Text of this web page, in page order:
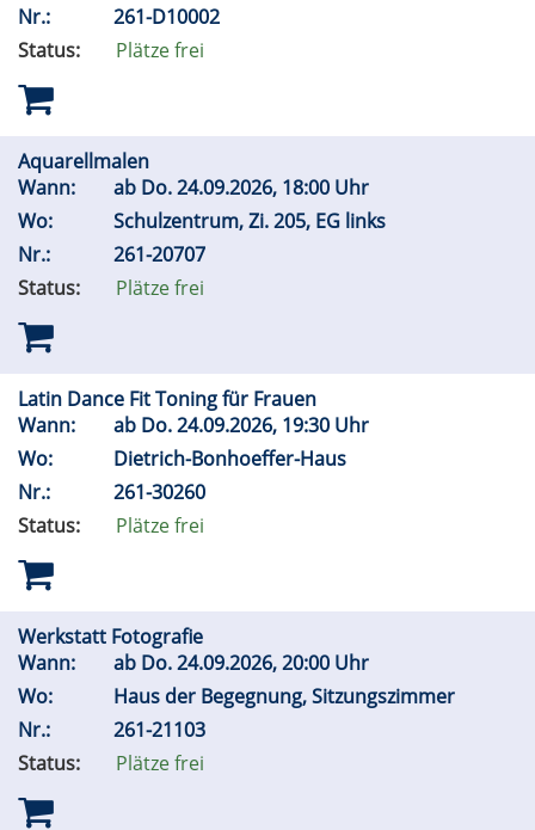
Nr.:
261-D10002
Status:
Plätze frei
Aquarellmalen
Wann:
ab Do.24.09.2026, 18:00 Uhr
Wo:
Schulzentrum, Zi. 205, EG links
Nr.:
261-20707
Status:
Plätze frei
Latin Dance Fit Toning für Frauen
Wann:
ab Do.24.09.2026, 19:30 Uhr
Wo:
Dietrich-Bonhoeffer-Haus
Nr.:
261-30260
Status:
Plätze frei
Werkstatt Fotografie
Wann:
ab Do.24.09.2026, 20:00 Uhr
Wo:
Haus der Begegnung, Sitzungszimmer
Nr.:
261-21103
Status:
Plätze frei